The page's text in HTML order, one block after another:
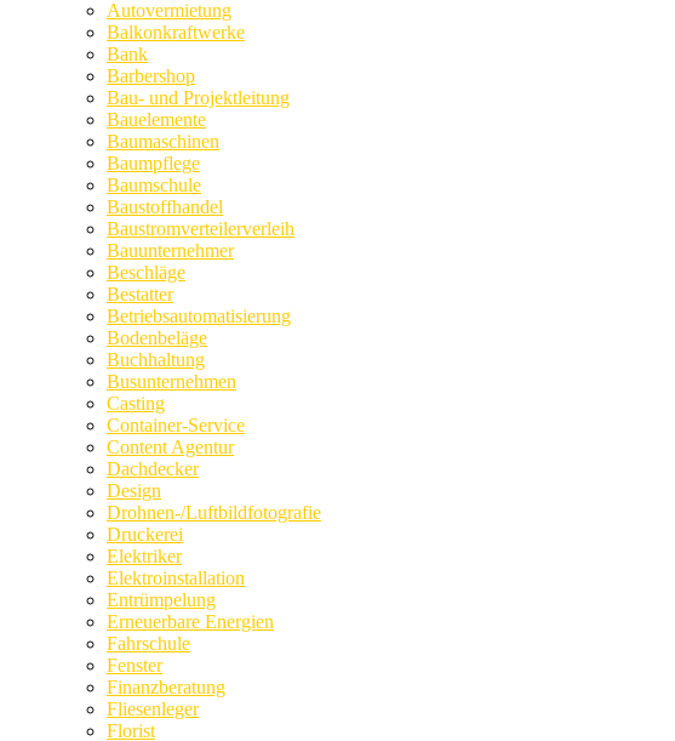
Autovermietung
Balkonkraftwerke
Bank
Barbershop
Bau- und Projektleitung
Bauelemente
Baumaschinen
Baumpflege
Baumschule
Baustoffhandel
Baustromverteilerverleih
Bauunternehmer
Beschläge
Bestatter
Betriebsautomatisierung
Bodenbeläge
Buchhaltung
Busunternehmen
Casting
Container-Service
Content Agentur
Dachdecker
Design
Drohnen-/Luftbildfotografie
Druckerei
Elektriker
Elektroinstallation
Entrümpelung
Erneuerbare Energien
Fahrschule
Fenster
Finanzberatung
Fliesenleger
Florist